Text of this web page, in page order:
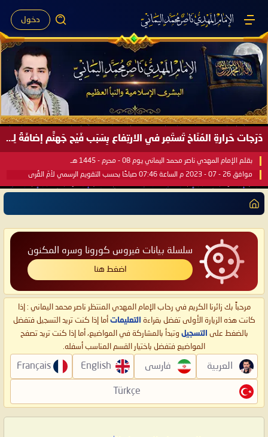
دخول
صَيْفُ سَقَرَ يَبدأُ في اجتياحِ شِتاءِ القُطبِ الشَّمالي كَما وعَدناكُم بالحقِّ لعَامِكم هذا (1445 هـ) ..
بقلم الإمام المهدي ناصر محمد اليماني يوم 18 - جمادى الآخرة - 1445 هـ
موافق 31 - 12 - 2023 م الساعة 07:44 صباحًا بحسب التقويم الرسمي لأمّ القُرى
سلسلة بيانات فيروس كورونا وسره المكنون
اضغط هنا
مرحباً بك زائرنا الكريم في رحاب الإمام المهدي المنتظر ناصر محمد اليماني : إذا
كانت هذه الزيارة الأولى تفضل بقراءة التعليمات أما إذا كنت تريد التسجيل فتفضل
بالضغط على التسجيل وتبدأ بالمشاركة في المواضيع، أما إذا كنت تريد تصفح
المواضيع فتفضل باختيار القسم المناسب أسفله.
العربية فارسی English
Français
Türkçe